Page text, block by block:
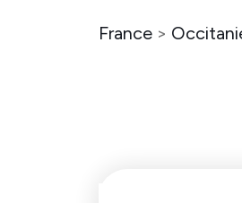
France >